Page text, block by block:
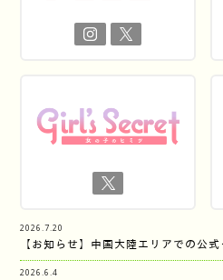
2026.7.20
【お知らせ】中国大陸エリアでの公
2026.6.4